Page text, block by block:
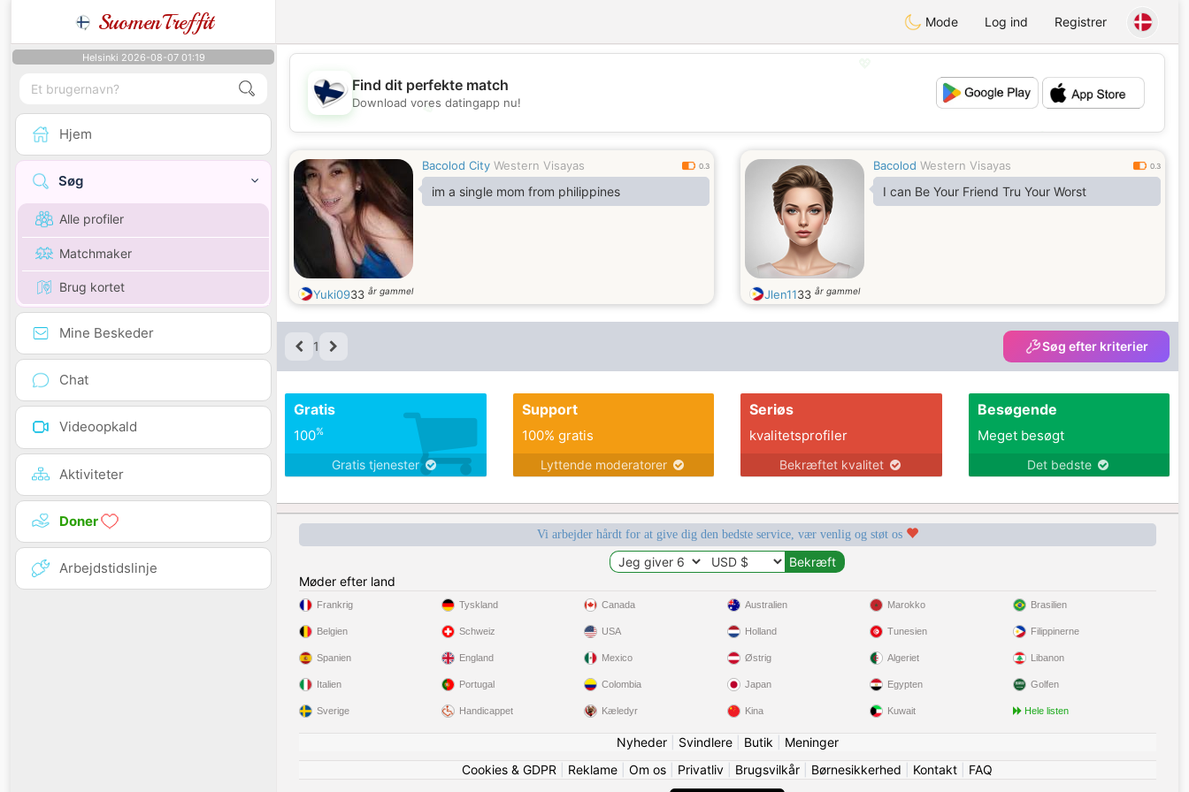
SuomenTreffit Mode Log ind Registrer
Helsinki 2026-08-07 01:19
Hjem
Søg
Alle profiler
Matchmaker
Brug kortet
Mine Beskeder
Chat
Videoopkald
Aktiviteter
Doner
Arbejdstidslinje
💖
💕
Find dit perfekte match
Download vores datingapp nu!
Bacolod City Western Visayas 0.3
im a single mom from philippines
Yuki0933 år gammel
Bacolod Western Visayas 0.3
I can Be Your Friend Tru Your Worst
Jlen1133 år gammel
1 Søg efter kriterier
Gratis
100%
Gratis tjenester
Support
100% gratis
Lyttende moderatorer
Seriøs
kvalitetsprofiler
Bekræftet kvalitet
Besøgende
Meget besøgt
Det bedste
Vi arbejder hårdt for at give dig den bedste service, vær venlig og støt os
Møder efter land
Frankrig
Belgien
Spanien
Italien
Sverige
Tyskland
Schweiz
England
Portugal
Handicappet
Canada
USA
Mexico
Colombia
Kæledyr
Australien
Holland
Østrig
Japan
Kina
Marokko
Tunesien
Algeriet
Egypten
Kuwait
Brasilien
Filippinerne
Libanon
Golfen
Hele listen
Nyheder| Svindlere| Butik
Meninger
Cookies & GDPR
Reklame Om os Privatliv Brugsvilkår Børnesikkerhed Kontakt FAQ